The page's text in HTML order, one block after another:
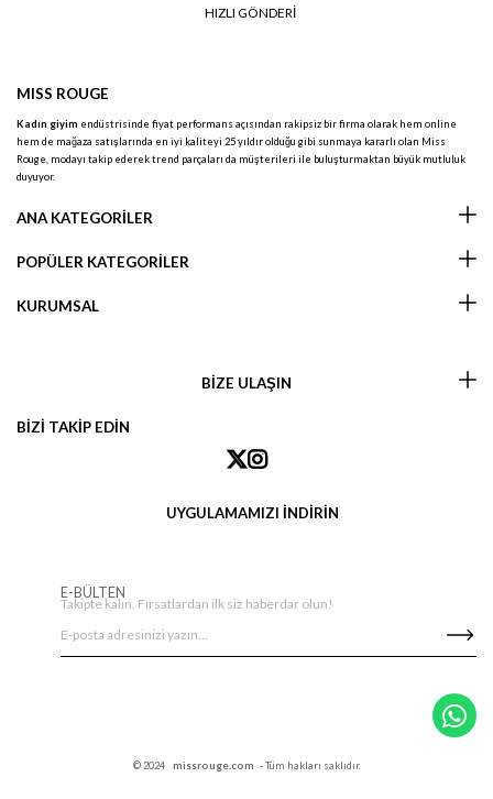
HIZLI GÖNDERİ
MISS ROUGE
Kadın giyim endüstrisinde fiyat performans açısından rakipsiz bir firma olarak hem online
hem de mağaza satışlarında en iyi kaliteyi 25 yıldır olduğu gibi sunmaya kararlı olan Miss
Rouge, modayı takip ederek trend parçaları da müşterileri ile buluşturmaktan büyük mutluluk
duyuyor.
ANA KATEGORİLER
POPÜLER KATEGORİLER
KURUMSAL
BİZE ULAŞIN
BİZİ TAKİP EDİN
UYGULAMAMIZI İNDİRİN
E-BÜLTEN
Takipte kalın. Fırsatlardan ilk siz haberdar olun!
© 2024 missrouge.com - Tüm hakları saklıdır.